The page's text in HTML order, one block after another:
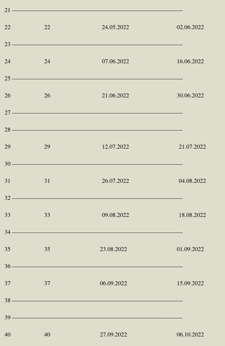
21 ————————————————————————————-
22 22 24.05.2022 02.06.2022
23 ————————————————————————————-
24 24 07.06.2022 16.06.2022
25 ————————————————————————————-
26 26 21.06.2022 30.06.2022
27 ————————————————————————————-
28 ————————————————————————————-
29 29 12.07.2022 21.07.2022
30 ————————————————————————————-
31 31 26.07.2022 04.08.2022
32 ————————————————————————————-
33 33 09.08.2022 18.08.2022
34 ————————————————————————————-
35 35 23.08.2022 01.09.2022
36 ————————————————————————————-
37 37 06.09.2022 15.09.2022
38 ————————————————————————————-
39 ————————————————————————————-
40 40 27.09.2022 06.10.2022